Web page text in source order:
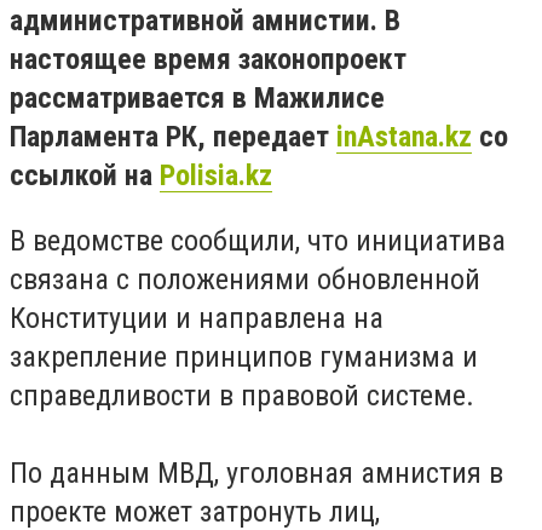
административной амнистии. В
настоящее время законопроект
рассматривается в Мажилисе
Парламента РК, передает inAstana.kz со
ссылкой на Polisia.kz
В ведомстве сообщили, что инициатива
связана с положениями обновленной
Конституции и направлена на
закрепление принципов гуманизма и
справедливости в правовой системе.
По данным МВД, уголовная амнистия в
проекте может затронуть лиц,